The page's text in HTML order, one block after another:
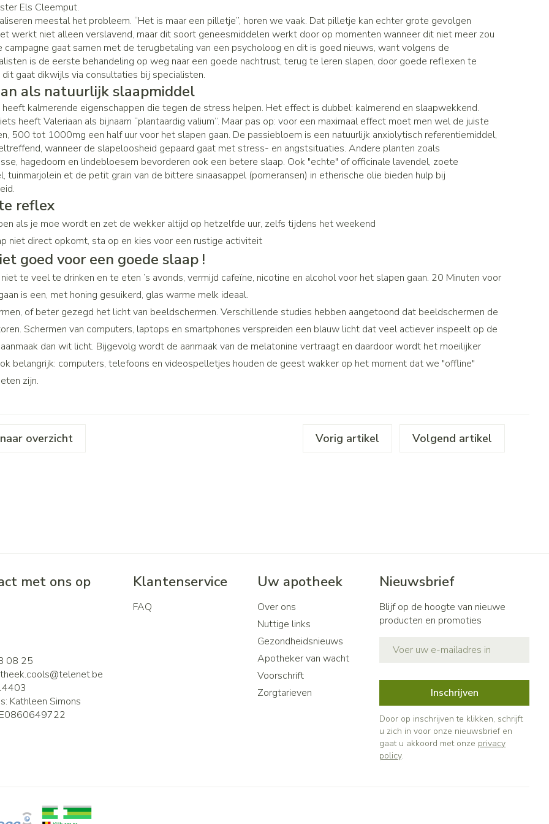
huid en
Oren
Oordopjes
Oorreiniging
Oordruppels
Voeten en benen
Droge voeten, eelt en kloven
Blaren
Eksteroog - likdoorn
Toon meer
Nagels
Nagellak
Kalk- en schimmelnagels
Nagelbijten
Nagelversterkend
Bad en douche
Insectenwerende middelen
Parfums en geurproducten
Specifiek voor mannen
Lichaamsverzorging
Gezichtsverzorging
Make-up penselen en
gebruiksvoorwerpen
Eyeliner - oogpotlood
Mascara
Oogschaduw
Gezichtsreiniging -
ontschminken
Reinigingsmelk, - crème, -olie en
gel
Specifiek voor de ogen
Toon meer
Gezichtsverzorging
Toon meer
Scheren
Ogen
Neus
Keel
Botten, spieren en gewrichten
Toon meer
categorie
Podologie
Cold - Hot therapie - warm/koud
Verbanddozen
Medische hulpmiddelen
Toon meer
Diagnosetesten en
meetapparatuur
Alcoholtest
Hartslagmeter
Toon meer
Overige diabetes producten
Naalden voor insulinespuiten
Toon meer
Stomazakjes
Stomaplaatje
Accessoires
Ademhaling en zuurstof
Badkamer
Bed
Doorliggen - decubitis
Toon meer
Sondes
Accessoires voor sondes
Pillendozen en accessoires
Mondmaskers
Arm
Elleboog
Enkel en voet
Toon meer
Spieren en gewrichten Spijsvertering Accessoires
en
inhalatie
Zenuwstelsel
Slapeloosheid, spanning en
stress
Stoppen met roken
Infecties
Immuniteit
Allergie
Anti tumor middelen
Jeuk
Luizen
Acne
Ogen
inflammatoire middelen
Ontzwellende middelen
Oor
Afslanken
Zware benen
Tabletten
Creme, gel en spray
Haar
Els Cleemput.
meestal het probleem. “Het is maar een pilletje”, horen we vaak. Dat pilletje kan echter grote gevolgen
werkt niet alleen verslavend, maar dit soort geneesmiddelen werkt door op momenten wanneer dit niet meer zou
campagne gaat samen met de terugbetaling van een psycholoog en dit is goed nieuws, want volgens de
is de eerste behandeling op weg naar een goede nachtrust, terug te leren slapen, door goede reflexen te
gaat dikwijls via consultaties bij specialisten.
als natuurlijk slaapmiddel
kalmerende eigenschappen die tegen de stress helpen. Het effect is dubbel: kalmerend en slaapwekkend.
heeft Valeriaan als bijnaam “plantaardig valium”. Maar pas op: voor een maximaal effect moet men wel de juiste
500 tot 1000mg een half uur voor het slapen gaan. De passiebloem is een natuurlijk anxiolytisch referentiemiddel,
wanneer de slapeloosheid gepaard gaat met stress- en angstsituaties. Andere planten zoals
hagedoorn en lindebloesem bevorderen ook een betere slaap. Ook "echte" of officinale lavendel, zoete
tuinmarjolein et de petit grain van de bittere sinaasappel (pomeransen) in etherische olie bieden hulp bij
reflex
als je moe wordt en zet de wekker altijd op hetzelfde uur, zelfs tijdens het weekend
niet direct opkomt, sta op en kies voor een rustige activiteit
goed voor een goede slaap !
te veel te drinken en te eten ’s avonds, vermijd cafeïne, nicotine en alcohol voor het slapen gaan. 20 Minuten voor
is een, met honing gesuikerd, glas warme melk ideaal.
of beter gezegd het licht van beeldschermen. Verschillende studies hebben aangetoond dat beeldschermen de
Schermen van computers, laptops en smartphones verspreiden een blauw licht dat veel actiever inspeelt op de
dan wit licht. Bijgevolg wordt de aanmaak van de melatonine vertraagt en daardoor wordt het moeilijker
belangrijk: computers, telefoons en videospelletjes houden de geest wakker op het moment dat we "offline"
zijn.
overzicht Vorig artikel Volgend artikel
met ons op
08 25
telenet.be
Kathleen Simons
Klantenservice
FAQ
Uw apotheek
Over ons
Nuttige links
Gezondheidsnieuws
Apotheker van wacht
Voorschrift
Zorgtarieven
Nieuwsbrief
Blijf op de hoogte van nieuwe
producten en promoties
Inschrijven
Door op inschrijven te klikken, schrijft
u zich in voor onze nieuwsbrief en
gaat u akkoord met onze privacy
policy.